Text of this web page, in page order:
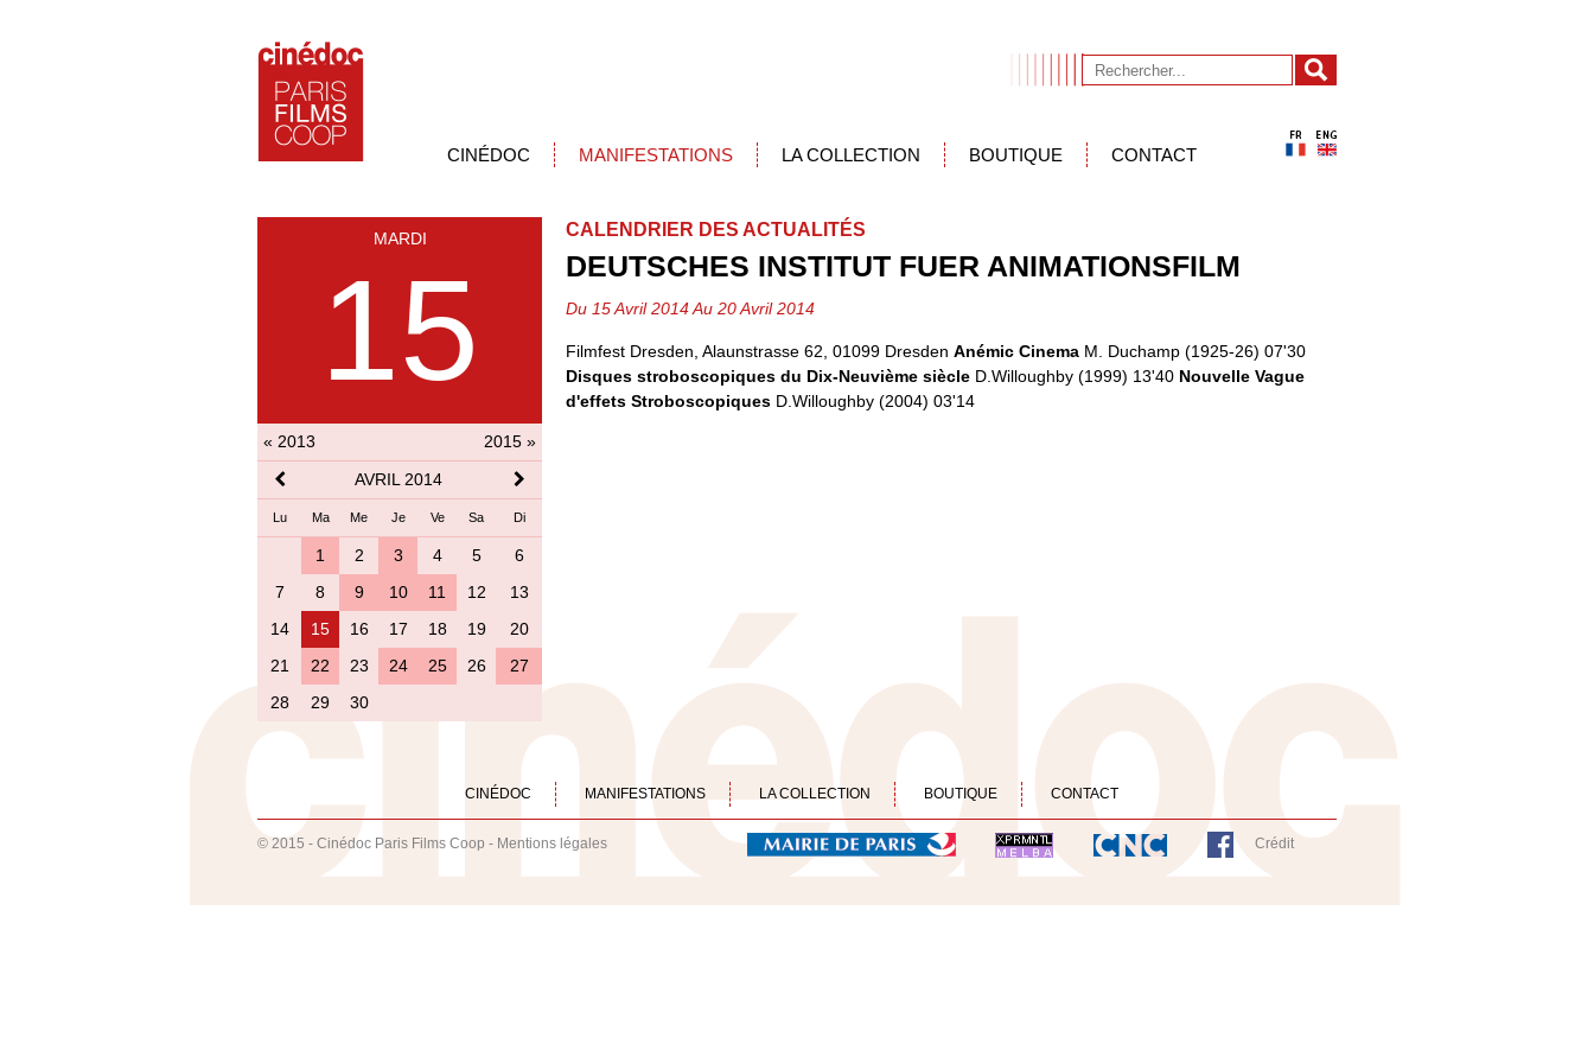
CINÉDOC MANIFESTATIONS LA COLLECTION BOUTIQUE CONTACT
MARDI
15
« 2013
2015 »
AVRIL 2014
Lu Ma Me Je Ve Sa Di
1 2 3 4 5
6
7
8 9 10 11 12
13
14
15 16 17 18 19
20
21
22 23 24 25 26
27
28
29 30
CALENDRIER DES ACTUALITÉS
DEUTSCHES INSTITUT FUER ANIMATIONSFILM
Du 15 Avril 2014 Au 20 Avril 2014
Filmfest Dresden, Alaunstrasse 62, 01099 Dresden Anémic Cinema M. Duchamp (1925-26) 07'30
Disques stroboscopiques du Dix-Neuvième siècle D.Willoughby (1999) 13'40 Nouvelle Vague
d'effets Stroboscopiques D.Willoughby (2004) 03'14
CINÉDOC MANIFESTATIONS LA COLLECTION BOUTIQUE CONTACT
© 2015 - Cinédoc Paris Films Coop - Mentions légales Crédit